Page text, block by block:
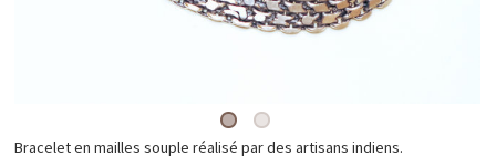
Bracelet en mailles souple réalisé par des artisans indiens.